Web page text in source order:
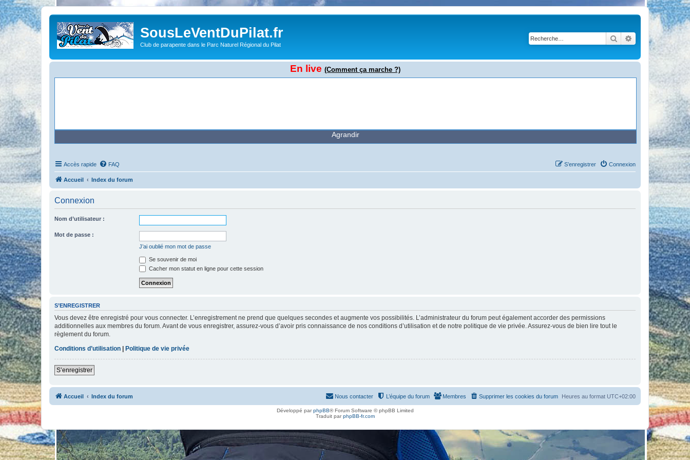
SousLeVentDuPilat.fr
Club de parapente dans le Parc Naturel Régional du Pilat
RechercherRecherche
En live (Comment ça marche ?)
Agrandir
Accès rapide FAQ Connexion
S’enregistrer
Accueil Index du forum
Connexion
Nom d’utilisateur :
Mot de passe :
J’ai oublié mon mot de passe
Se souvenir de moi
Cacher mon statut en ligne pour cette session
S’ENREGISTRER
Vous devez être enregistré pour vous connecter. L’enregistrement ne prend que quelques secondes et augmente vos possibilités. L’administrateur du forum peut également accorder des permissions
additionnelles aux membres du forum. Avant de vous enregistrer, assurez-vous d’avoir pris connaissance de nos conditions d’utilisation et de notre politique de vie privée. Assurez-vous de bien lire tout le
règlement du forum.
Conditions d’utilisation | Politique de vie privée
S’enregistrer
Accueil Index du forum Heures au format UTC+02:00
Supprimer les cookies du forum
Membres
L’équipe du forum
Nous contacter
Développé parphpBB® Forum Software © phpBB Limited
Traduit parphpBB-fr.com